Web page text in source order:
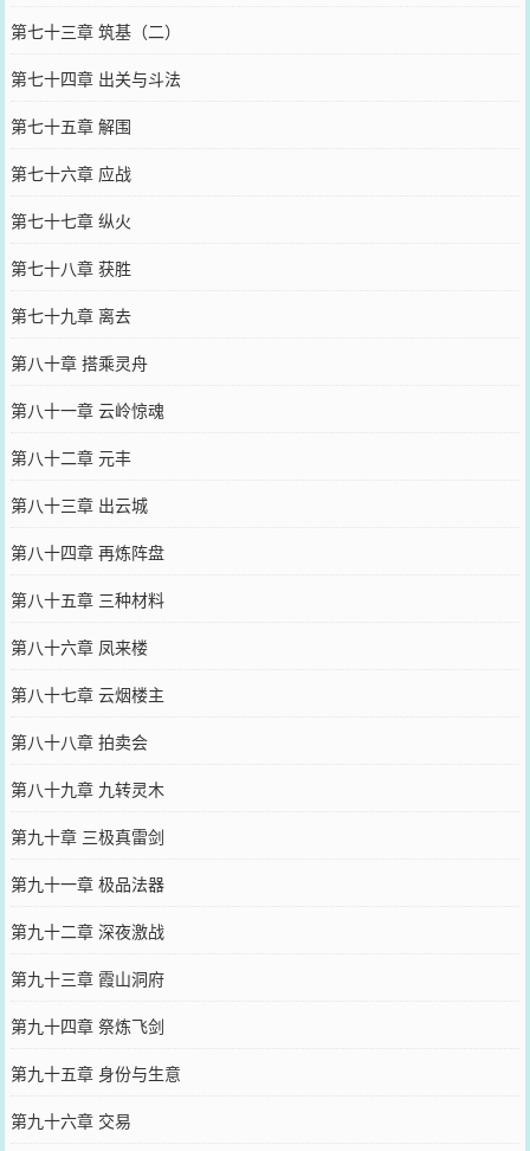
第七十三章 筑基（二）
第七十四章 出关与斗法
第七十五章 解围
第七十六章 应战
第七十七章 纵火
第七十八章 获胜
第七十九章 离去
第八十章 搭乘灵舟
第八十一章 云岭惊魂
第八十二章 元丰
第八十三章 出云城
第八十四章 再炼阵盘
第八十五章 三种材料
第八十六章 凤来楼
第八十七章 云烟楼主
第八十八章 拍卖会
第八十九章 九转灵木
第九十章 三极真雷剑
第九十一章 极品法器
第九十二章 深夜激战
第九十三章 霞山洞府
第九十四章 祭炼飞剑
第九十五章 身份与生意
第九十六章 交易